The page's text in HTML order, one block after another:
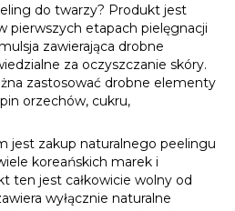
do twarzy? Produkt jest
pierwszych etapach pielęgnacji
zawierająca drobne
za oczyszczanie skóry.
zastosować drobne elementy
orzechów, cukru,
jest zakup naturalnego peelingu
koreańskich marek i
ten jest całkowicie wolny od
wyłącznie naturalne